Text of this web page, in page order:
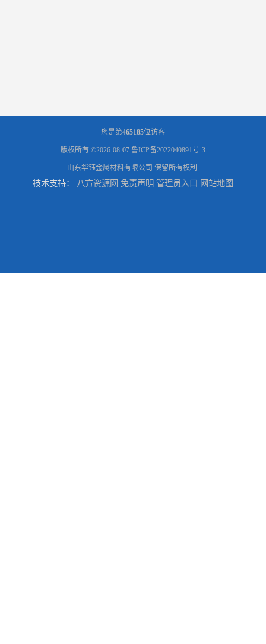
您是第465185位访客
版权所有 ©2026-08-07 鲁ICP备2022040891号-3
山东华钰金属材料有限公司 保留所有权利.
技术支持： 八方资源网 免责声明 管理员入口 网站地图